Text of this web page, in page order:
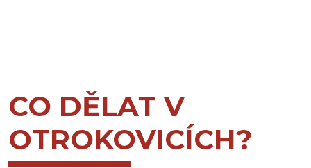
CO DĚLAT V
OTROKOVICÍCH?